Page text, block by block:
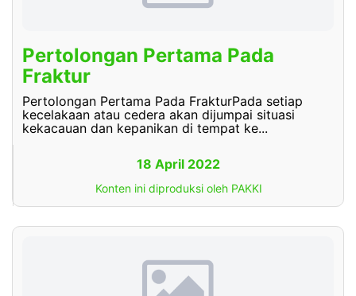
Pertolongan Pertama Pada
Fraktur
Pertolongan Pertama Pada FrakturPada setiap
kecelakaan atau cedera akan dijumpai situasi
kekacauan dan kepanikan di tempat ke...
18 April 2022
Konten ini diproduksi oleh PAKKI